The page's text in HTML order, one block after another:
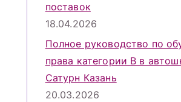
поставок
18.04.2026
Полное руководство по
права категории B в
Сатурн Казань
20.03.2026